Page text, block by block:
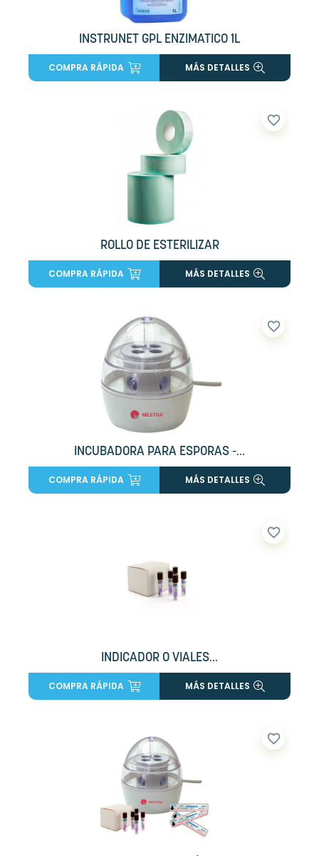
INSTRUNET GPL ENZIMATICO 1L
COMPRA RÁPIDA MÁS DETALLES
favorite_border
ROLLO DE ESTERILIZAR
COMPRA RÁPIDA MÁS DETALLES
favorite_border
INCUBADORA PARA ESPORAS -...
COMPRA RÁPIDA MÁS DETALLES
favorite_border
INDICADOR O VIALES...
COMPRA RÁPIDA MÁS DETALLES
favorite_border